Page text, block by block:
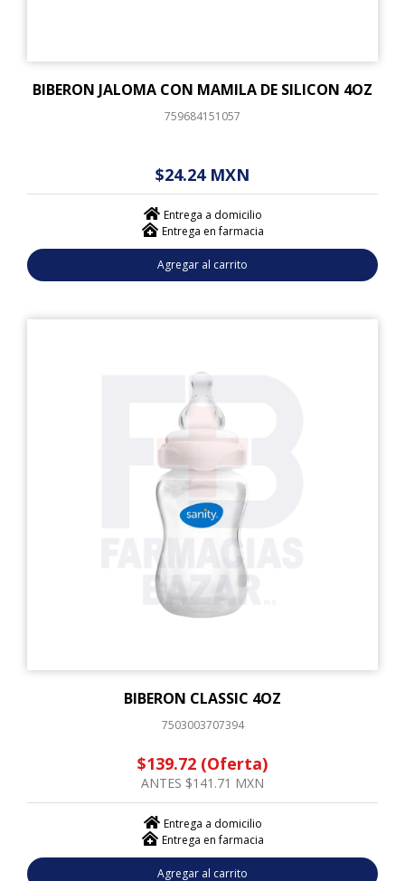
BIBERON JALOMA CON MAMILA DE SILICON 4OZ
759684151057
$24.24 MXN
Entrega a domicilio
Entrega en farmacia
Agregar al carrito
BIBERON CLASSIC 4OZ
7503003707394
$139.72 (Oferta)
ANTES $141.71 MXN
Entrega a domicilio
Entrega en farmacia
Agregar al carrito